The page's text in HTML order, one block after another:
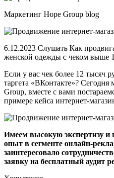
Маркетинг Hope Group blog
6.12.2023 Слушать Как
женской одежды с чеком выше
Если у вас чек более 12 тысяч
таргета «ВКонтакте»? Сегодня
Group, вместе с вами
примере кейса интернет-
Имеем высокую экспертизу
опыт в сегменте онлайн-
заинтересовало
заявку на бесплатный аудит